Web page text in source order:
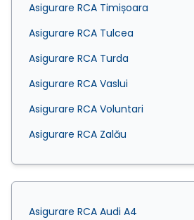
Asigurare RCA Timișoara
Asigurare RCA Tulcea
Asigurare RCA Turda
Asigurare RCA Vaslui
Asigurare RCA Voluntari
Asigurare RCA Zalău
Asigurare RCA Audi A4